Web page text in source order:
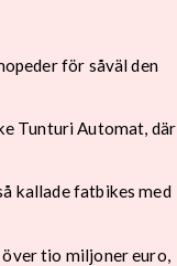
för såväl den
Tunturi Automat, där
kallade fatbikes med
tio miljoner euro,